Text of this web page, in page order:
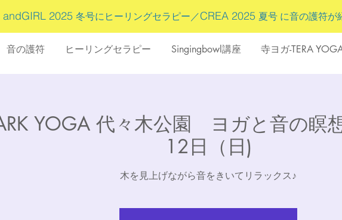
音の護符 ヒーリングセラピー Singingbowl講座 寺ヨガ-TERA
andGIRL 2025 冬号にヒーリングセラピー／CREA 2025 夏号 に音の護符が
YOGA 代々木公園 ヨガと音の瞑
12日（日)
木を見上げながら音をきいてリラックス♪